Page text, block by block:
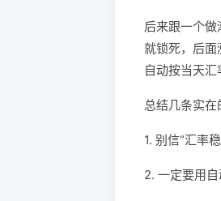
后来跟一个
就锁死，后
自动按当天汇
总结几条实在
1. 别信“汇率
2. 一定要用